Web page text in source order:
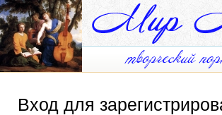
Вход для